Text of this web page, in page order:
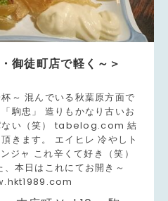
御徒町店で軽く～＞
～ 混んでいる秋葉原方面で
駒忠」 造りもかなり古いお
ない（笑） tabelog.com 結
きます。 エイヒレ 冷やしト
ジャ これ辛くて好き（笑）
本日はこれにてお開き～